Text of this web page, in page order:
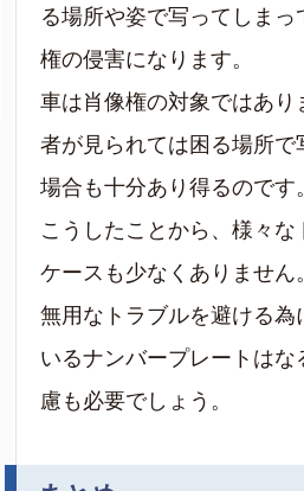
る場所や姿で写ってしまっ
権の侵害になります。
車は肖像権の対象ではあ
者が見られては困る場所で
場合も十分あり得るのです
こうしたことから、様々な
ケースも少なくありません
無用なトラブルを避ける為
いるナンバープレートは
慮も必要でしょう。